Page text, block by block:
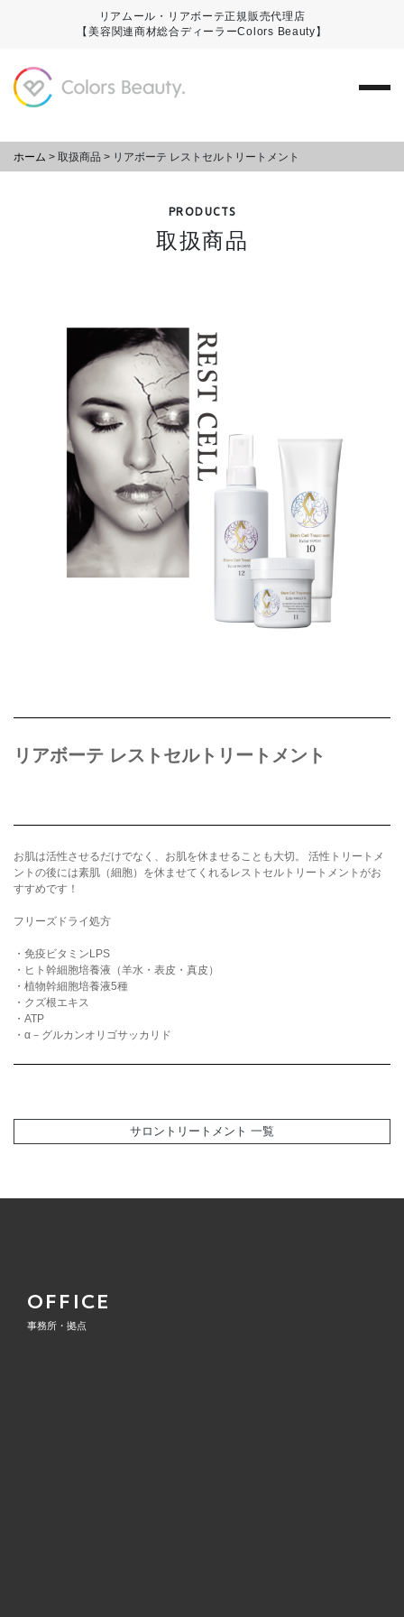
リアムール・リアボーテ正規販売代理店
【美容関連商材総合ディーラーColors Beauty】
ホーム > 取扱商品 > リアボーテ レストセルトリートメント
PRODUCTS
取扱商品
リアボーテ レストセルトリートメント
お肌は活性させるだけでなく、お肌を休ませることも大切。 活性トリートメ
ントの後には素肌（細胞）を休ませてくれるレストセルトリートメントがお
すすめです！
フリーズドライ処方
・免疫ビタミンLPS
・ヒト幹細胞培養液（羊水・表皮・真皮）
・植物幹細胞培養液5種
・クズ根エキス
・ATP
・α－グルカンオリゴサッカリド
サロントリートメント 一覧
OFFICE
事務所・拠点